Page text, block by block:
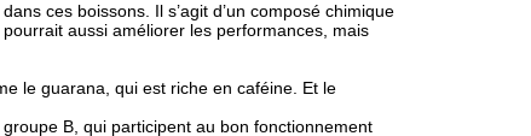
ces boissons. Il s’agit d’un composé chimique
aussi améliorer les performances, mais
le guarana, qui est riche en caféine. Et le
B, qui participent au bon fonctionnement